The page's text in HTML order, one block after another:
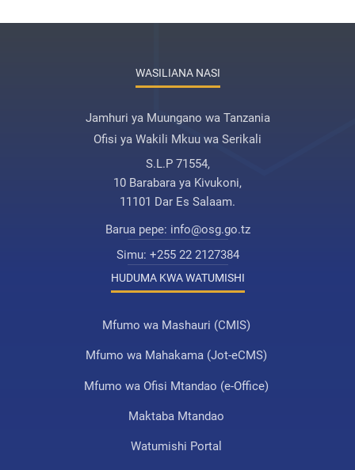
WASILIANA NASI
Jamhuri ya Muungano wa Tanzania
Ofisi ya Wakili Mkuu wa Serikali
S.L.P 71554,
10 Barabara ya Kivukoni,
11101 Dar Es Salaam.
Barua pepe: info@osg.go.tz
Simu: +255 22 2127384
HUDUMA KWA WATUMISHI
Mfumo wa Mashauri (CMIS)
Mfumo wa Mahakama (Jot-eCMS)
Mfumo wa Ofisi Mtandao (e-Office)
Maktaba Mtandao
Watumishi Portal